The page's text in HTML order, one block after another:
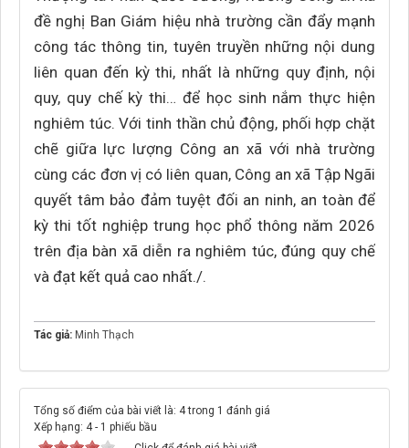
đề nghị Ban Giám hiệu nhà trường cần đẩy mạnh
công tác thông tin, tuyên truyền những nội dung
liên quan đến kỳ thi, nhất là những quy định, nội
quy, quy chế kỳ thi… để học sinh nắm thực hiện
nghiêm túc. Với tinh thần chủ động, phối hợp chặt
chẽ giữa lực lượng Công an xã với nhà trường
cùng các đơn vị có liên quan, Công an xã Tập Ngãi
quyết tâm bảo đảm tuyệt đối an ninh, an toàn để
kỳ thi tốt nghiệp trung học phổ thông năm 2026
trên địa bàn xã diễn ra nghiêm túc, đúng quy chế
và đạt kết quả cao nhất./.
Tác giả: Minh Thạch
Tổng số điểm của bài viết là: 4 trong 1 đánh giá
Xếp hạng: 4- 1 phiếu bầu